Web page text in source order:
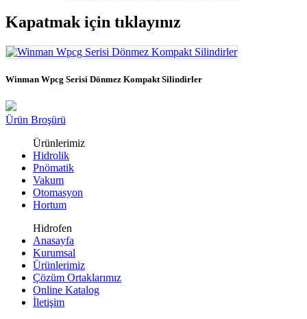
Kapatmak için tıklayınız
Winman Wpcg Serisi Dönmez Kompakt Silindirler
Ürün Broşürü
Ürünlerimiz
Hidrolik
Pnömatik
Vakum
Otomasyon
Hortum
Hidrofen
Anasayfa
Kurumsal
Ürünlerimiz
Çözüm Ortaklarımız
Online Katalog
İletişim